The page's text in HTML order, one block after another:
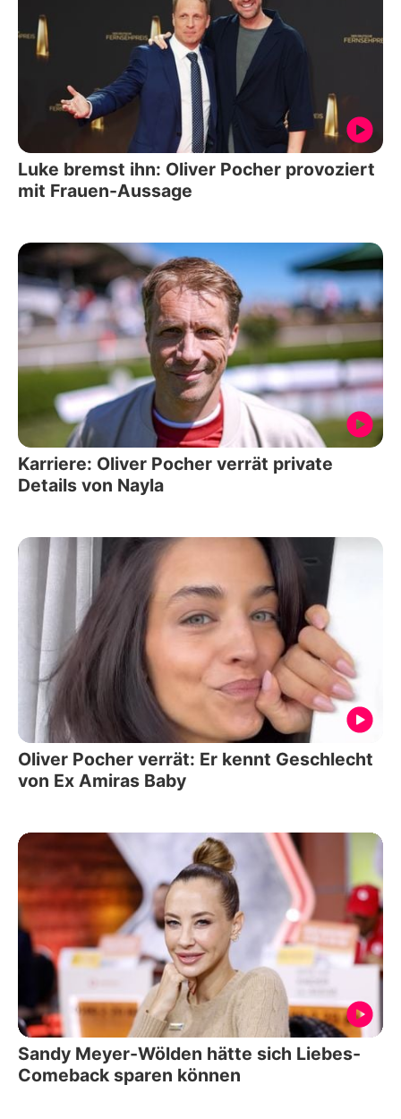
Luke bremst ihn: Oliver Pocher provoziert
mit Frauen-Aussage
Karriere: Oliver Pocher verrät private
Details von Nayla
Oliver Pocher verrät: Er kennt Geschlecht
von Ex Amiras Baby
Sandy Meyer-Wölden hätte sich Liebes-
Comeback sparen können